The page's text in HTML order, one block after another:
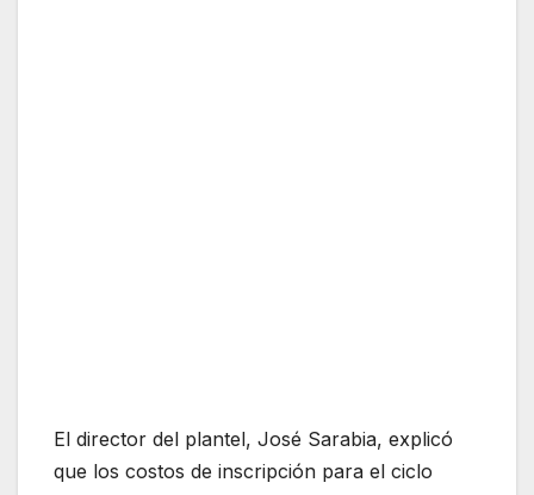
El director del plantel, José Sarabia, explicó
que los costos de inscripción para el ciclo